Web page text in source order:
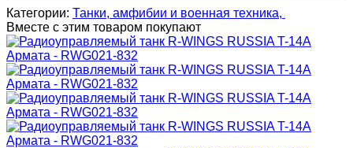
Категории: Танки, амфибии и военная техника,
Вместе с этим товаром покупают